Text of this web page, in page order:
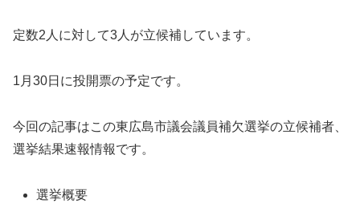
定数2人に対して3人が立候補しています。
1月30日に投開票の予定です。
今回の記事はこの東広島市議会議員補欠選挙の立候補者、
選挙結果速報情報です。
選挙概要